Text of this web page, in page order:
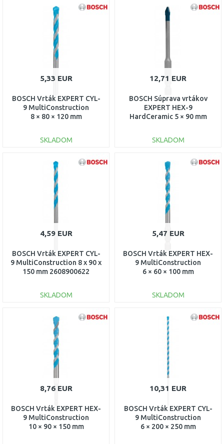
DO KOŠÍKA
Porovnať
DO KOŠÍKA
5,33 EUR
BOSCH Vrták EXPERT CYL-
9 MultiConstruction
8 × 80 × 120 mm
SKLADOM
DO KOŠÍKA
Porovnať
12,71 EUR
BOSCH Súprava vrtákov
EXPERT HEX-9
HardCeramic 5 × 90 mm
SKLADOM
DO KOŠÍKA
Porovnať
4,59 EUR
BOSCH Vrták EXPERT CYL-
9 MultiConstruction 8 x 90 x
150 mm 2608900622
SKLADOM
DO KOŠÍKA
Porovnať
5,47 EUR
BOSCH Vrták EXPERT HEX-
9 MultiConstruction
6 × 60 × 100 mm
SKLADOM
DO KOŠÍKA
Porovnať
8,76 EUR
BOSCH Vrták EXPERT HEX-
9 MultiConstruction
10 × 90 × 150 mm
10,31 EUR
BOSCH Vrták EXPERT CYL-
9 MultiConstruction
6 × 200 × 250 mm